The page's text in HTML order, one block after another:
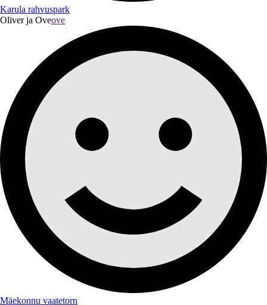
Karula rahvuspark
Oliver ja Oveove
Mäekonnu vaatetorn